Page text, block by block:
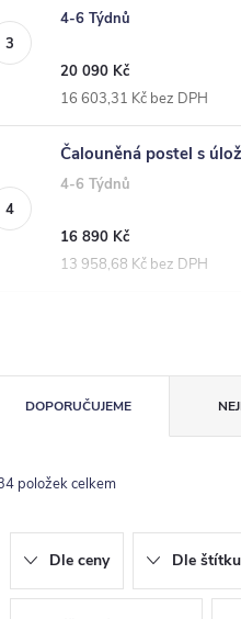
4-6 Týdnů
20 090 Kč
16 603,31 Kč bez DPH
Čalouněná postel s
4-6 Týdnů
16 890 Kč
13 958,68 Kč bez DPH
DOPORUČUJEME
položek celkem
Dle ceny Dle štítku